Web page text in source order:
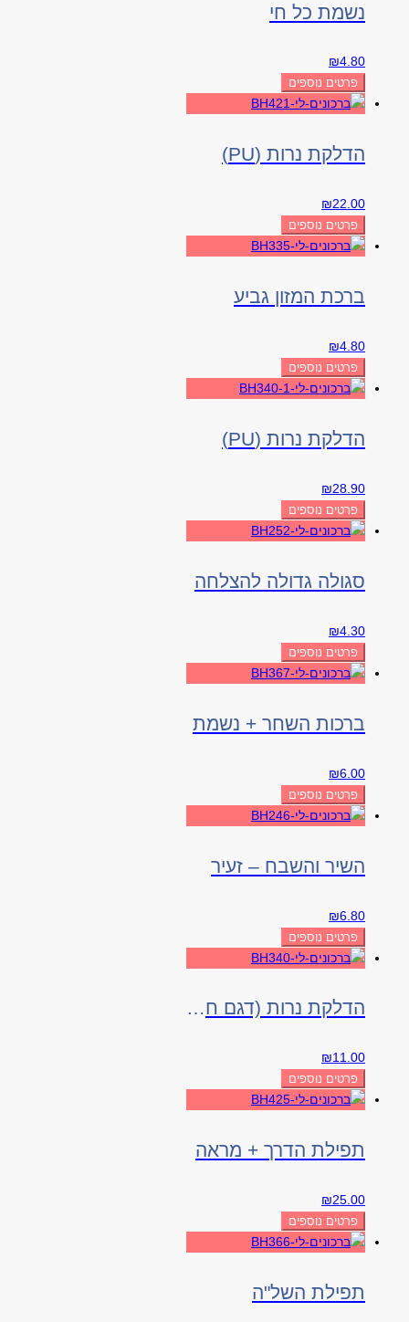
נשמת כל חי
₪4.80
פרטים נוספים
הדלקת נרות (PU)
₪22.00
פרטים נוספים
ברכת המזון גביע
₪4.80
פרטים נוספים
הדלקת נרות (PU)
₪28.90
פרטים נוספים
סגולה גדולה להצלחה
₪4.30
פרטים נוספים
ברכות השחר + נשמת
₪6.00
פרטים נוספים
השיר והשבח – זעיר
₪6.80
פרטים נוספים
הדלקת נרות (דגם חלון)
₪11.00
פרטים נוספים
תפילת הדרך + מראה
₪25.00
פרטים נוספים
תפילת השל"ה